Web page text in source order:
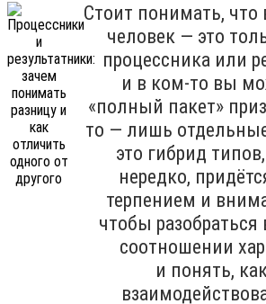
Стоит понимать,
человек — это
процессника или
и в ком-то вы
«полный пакет»
то — лишь
это гибрид
нередко,
терпением и
чтобы
соотношении
и понять,